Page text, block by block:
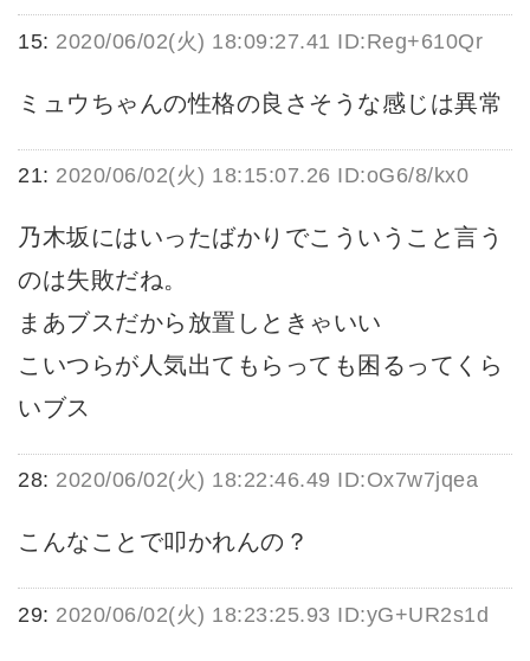
15: 2020/06/02(火) 18:09:27.41 ID:Reg+610Qr
ミュウちゃんの性格の良さそうな感じは異常
21: 2020/06/02(火) 18:15:07.26 ID:oG6/8/kx0
乃木坂にはいったばかりでこういうこと言う
のは失敗だね。
まあブスだから放置しときゃいい
こいつらが人気出てもらっても困るってくら
いブス
28: 2020/06/02(火) 18:22:46.49 ID:Ox7w7jqea
こんなことで叩かれんの？
29: 2020/06/02(火) 18:23:25.93 ID:yG+UR2s1d